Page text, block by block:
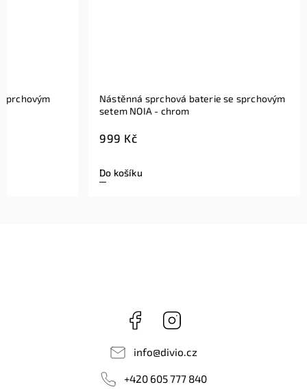
Nástěnná sprchová baterie se sprchovým
setem NOIA - chrom
Nástěnná
Facebook
info@divio.cz
+420 605 777 840